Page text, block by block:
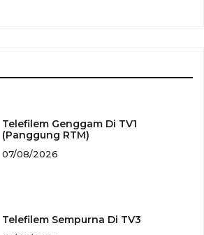
Telefilem Genggam Di TV1
(Panggung RTM)
07/08/2026
Telefilem Sempurna Di TV3